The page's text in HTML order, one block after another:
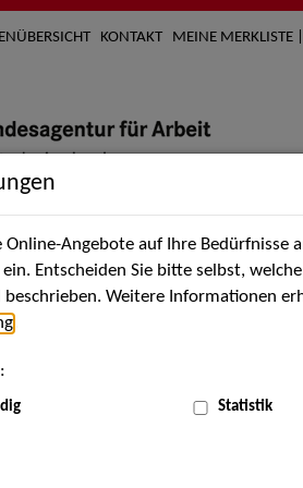
KONTAKT MEINE MERKLISTE
Künstler*innen Über uns
Angebote auf Ihre Bedürfnisse
Entscheiden Sie bitte selbst,
Weitere Informationen
Statistik